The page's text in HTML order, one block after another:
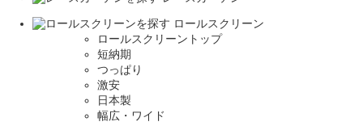
ロールスクリーン
ロールスクリーントップ
短納期
つっぱり
激安
日本製
幅広・ワイド